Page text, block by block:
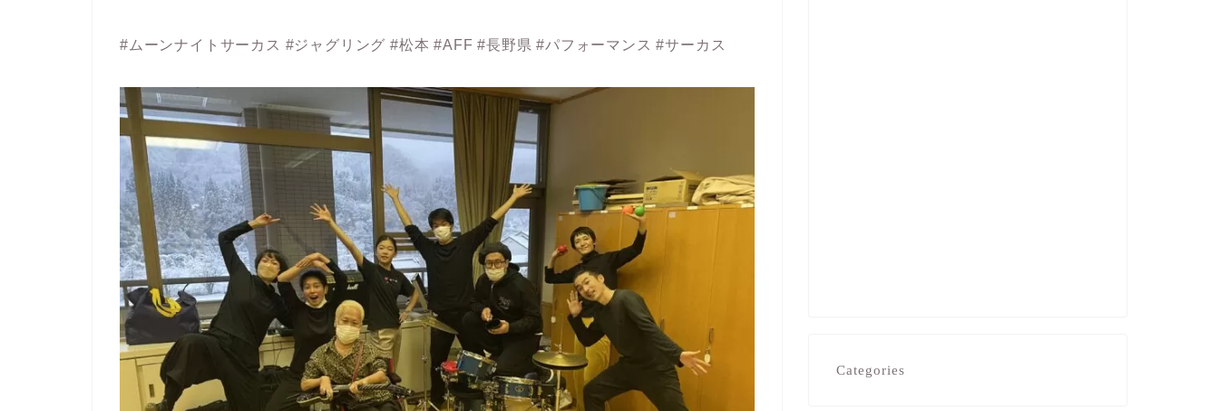
#ムーンナイトサーカス #ジャグリング #松本 #AFF #長野県 #パフォーマンス #サーカス
Categories